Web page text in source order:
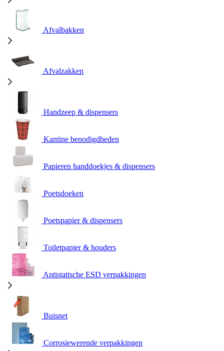
Afvalbakken
Afvalzakken
Handzeep & dispensers
Kantine benodigdheden
Papieren handdoekjes & dispensers
Poetsdoeken
Poetspapier & dispensers
Toiletpapier & houders
Antistatische ESD verpakkingen
Buisnet
Corrosiewerende verpakkingen